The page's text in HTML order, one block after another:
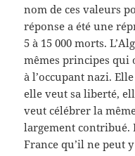
nom de ces valeurs
réponse a été une
5 à 15 000 morts.
mêmes principes qui
à l’occupant nazi.
elle veut sa liberté,
veut célébrer la
largement contribué.
France qu’il ne peut